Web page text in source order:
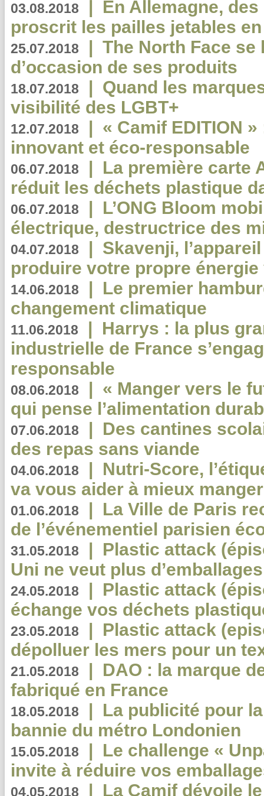
03.08.2018 | En Allemagne,
proscrit les pailles jetables
25.07.2018 | The North Face se
d’occasion de ses produits
18.07.2018 | Quand les
visibilité des LGBT+
12.07.2018 | « Camif EDITION
innovant et éco-responsable
06.07.2018 | La première carte
réduit les déchets plastique
06.07.2018 | L’ONG Bloom
électrique, destructrice des
04.07.2018 | Skavenji,
produire votre propre
14.06.2018 | Le premier
changement climatique
11.06.2018 | Harrys : la plus
industrielle de France
responsable
08.06.2018 | « Manger vers le
qui pense l’alimentation
07.06.2018 | Des cantines
des repas sans viande
04.06.2018 | Nutri-Score,
va vous aider à mieux
01.06.2018 | La Ville de Paris
de l’événementiel parisien
31.05.2018 | Plastic attack
Uni ne veut plus
24.05.2018 | Plastic attack
échange vos déchets
23.05.2018 | Plastic attack
dépolluer les mers pour un
21.05.2018 | DAO : la marque
fabriqué en France
18.05.2018 | La publicité pour
bannie du métro Londonien
15.05.2018 | Le challenge «
invite à réduire vos
04.05.2018 | La Camif dévoile